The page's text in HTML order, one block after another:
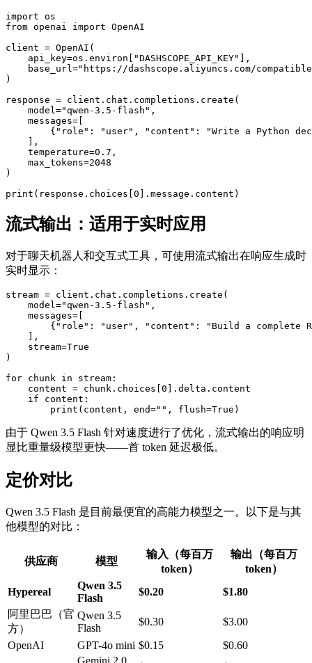
import os
from openai import OpenAI
client = OpenAI(
    api_key=os.environ["DASHSCOPE_API_KEY"],
base_url="https://dashscope.aliyuncs.com/
)
response = client.chat.completions.create(
    model="qwen-3.5-flash",
    messages=[
{"role": "user", "content": "Write a Python
    ],
    temperature=0.7,
    max_tokens=2048
)
流式输出：适用于实时应用
对于聊天机器人和交互式工具，可使用流式输出在响应生成时
实时显示：
stream = client.chat.completions.create(
    model="qwen-3.5-flash",
    messages=[
{"role": "user", "content": "Build a complete
    ],
    stream=True
)
for chunk in stream:
    content = chunk.choices[0].delta.content
    if content:
由于 Qwen 3.5 Flash 针对速度进行了优化，流式输出的响应明
显比重量级模型更快——首 token 延迟极低。
定价对比
Qwen 3.5 Flash 是目前最便宜的高能力模型之一。以下是与其
他模型的对比：
供应商 模型
输入（每百万
token）
输出（每百万
token）
Hypereal
Qwen 3.5
Flash
$0.20
$1.80
阿里巴巴（官
方）
Qwen 3.5
Flash
$0.30
$3.00
OpenAI
GPT-4o mini $0.15
$0.60
Gemini 2.0